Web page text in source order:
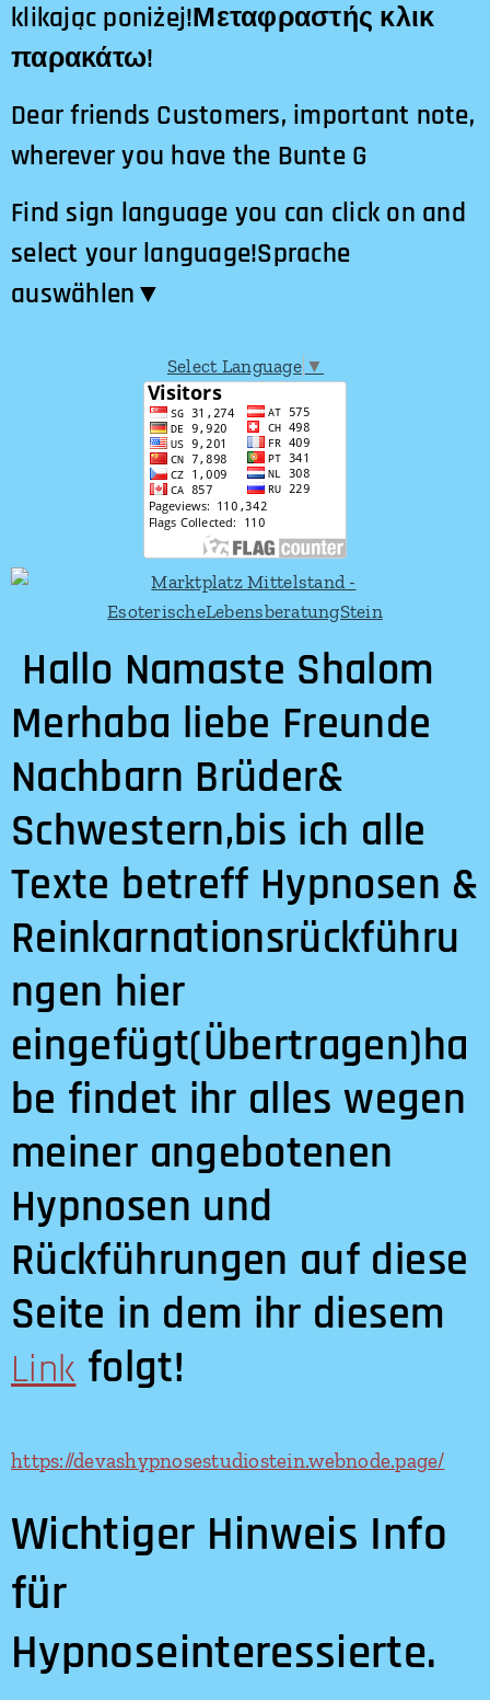
klikając poniżej!Μεταφραστής κλικ
παρακάτω!
Dear friends Customers, important note,
wherever you have the Bunte G
Find sign language you can click on and
select your language!Sprache
auswählen​▼
Select Language ▼
Hallo Namaste Shalom
Merhaba liebe Freunde
Nachbarn Brüder&
Schwestern,bis ich alle
Texte betreff Hypnosen &
Reinkarnationsrückführu
ngen hier
eingefügt(Übertragen)ha
be findet ihr alles wegen
meiner angebotenen
Hypnosen und
Rückführungen auf diese
Seite in dem ihr diesem
Link folgt!
https://devashypnosestudiostein.webnode.page/
Wichtiger Hinweis Info
für
Hypnoseinteressierte.